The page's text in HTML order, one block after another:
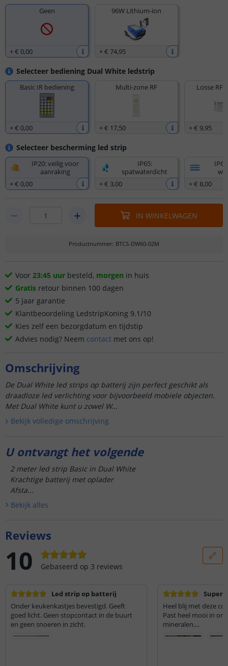
Geen
+€ 0,00
96W Lithium-ion
+€ 74,95
Selecteer bediening Dual White ledstrip
Basic IR bediening
+€ 0,00
Multi-zone RF
+€ 17,50
Losse RF
+€ 9,95
Selecteer bescherming led strip
IP20: veilig voor
aanraking
+€ 0,00
IP65:
spatwaterdicht
+€ 3,00
+€ 8,00
IN WINKELWAGEN
Productnummer: BTCS-DW60-02M
Voor 23:45 uur besteld, morgen in huis
Gratis retour binnen 100 dagen
5 jaar garantie
Klantbeoordeling LedstripKoning 9.1/10
Kies zelf een bezorgdatum en tijdstip
Advies nodig? Neem contact met ons op!
Omschrijving
De Dual White led strips op batterij zijn perfect geschikt als
draadloze led verlichting voor bijvoorbeeld mobiele objecten.
Met Dual White kunt u zowel W...
Bekijk volledige omschrijving
U ontvangt het volgende
2 meter led strip Basic in Dual White
Krachtige batterij met oplader
Afsta...
Bekijk alles
Reviews
10 Gebaseerd op 3 reviews
Led strip op batterij
Onder keukenkastjes bevestigd. Geeft
goed licht. Geen stopcontact in de buurt
en geen snoeren in zicht.
Super
Heel blij met deze
Past heel mooi in
mineralen....